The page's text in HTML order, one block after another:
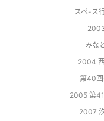
スペ-ス
みな
2004
第40回
2005 第
2007